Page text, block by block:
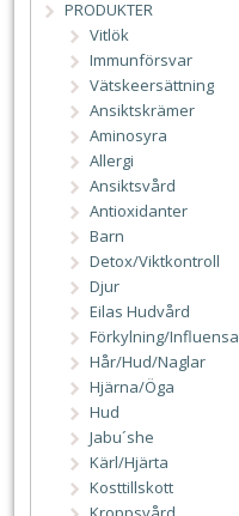
PRODUKTER
Vitlök
Immunförsvar
Vätskeersättning
Ansiktskrämer
Aminosyra
Allergi
Ansiktsvård
Antioxidanter
Barn
Detox/Viktkontroll
Djur
Eilas Hudvård
Förkylning/Influensa
Hår/Hud/Naglar
Hjärna/Öga
Hud
Jabu´she
Kärl/Hjärta
Kosttillskott